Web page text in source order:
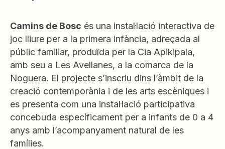
Camins de Bosc és una instal·lació interactiva de
joc lliure per a la primera infància, adreçada al
públic familiar, produïda per la Cia Apikipala,
amb seu a Les Avellanes, a la comarca de la
Noguera. El projecte s’inscriu dins l’àmbit de la
creació contemporània i de les arts escèniques i
es presenta com una instal·lació participativa
concebuda específicament per a infants de 0 a 4
anys amb l’acompanyament natural de les
famílies.